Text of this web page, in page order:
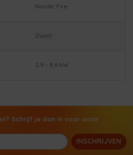
Nordic Fire
Zwart
2,9 - 8,6 kW
Schrijf je dan in voor onze
INSCHRIJVEN